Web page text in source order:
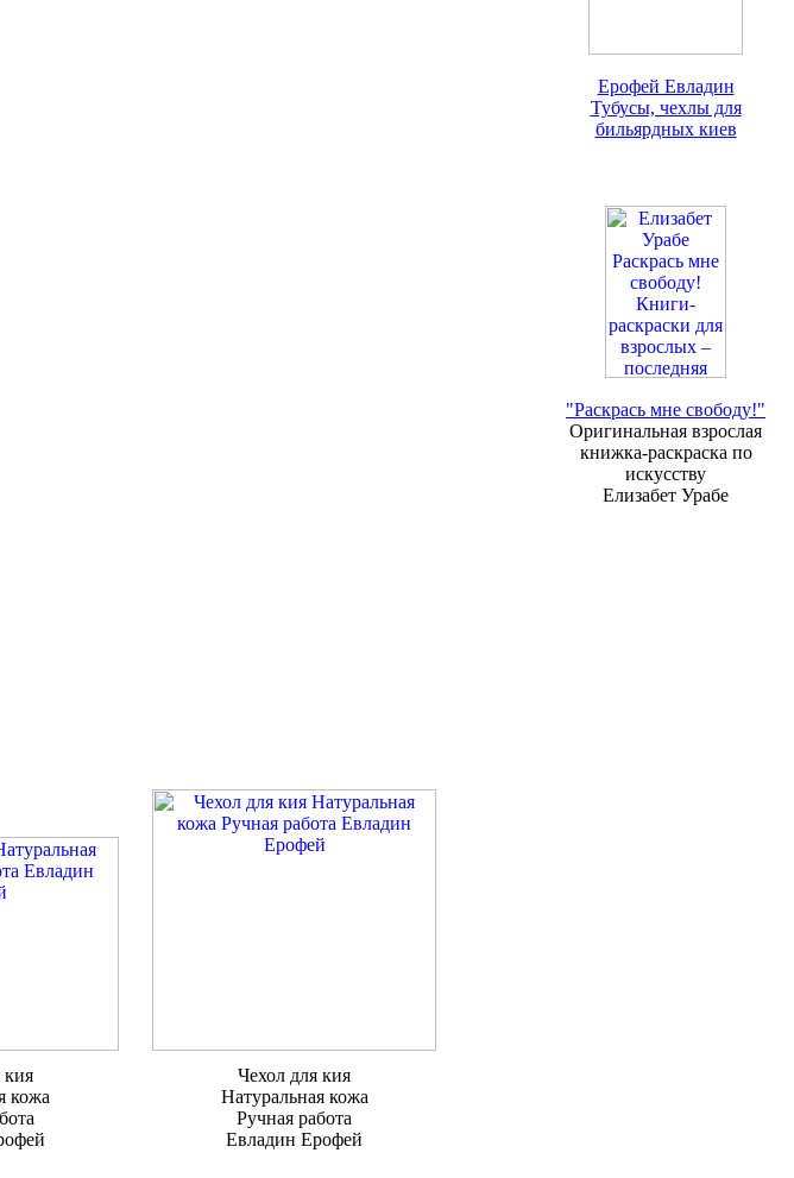
кия
кожа
Чехол для кия
Натуральная кожа
Ручная работа
Евладин Ерофей
Ерофей Евладин
Тубусы, чехлы для
бильярдных киев
"Раскрась мне свободу!"
Оригинальная взрослая
книжка-раскраска по
искусству
Елизабет Урабе